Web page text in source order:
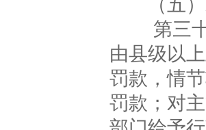
第三十
由县级以
罚款，情
罚款；对